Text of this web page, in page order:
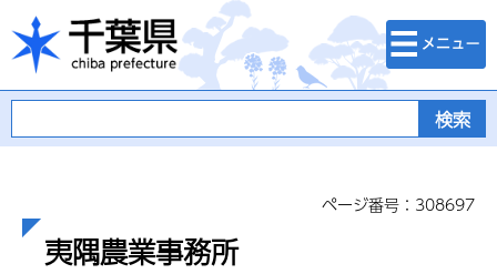
千葉県
検索・メニュ
ー
ページ番号：308697
夷隅農業事務所